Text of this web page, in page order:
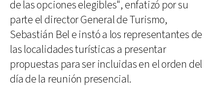
de las opciones elegibles", enfatizó por su
parte el director General de Turismo,
Sebastián Bel e instó a los representantes de
las localidades turísticas a presentar
propuestas para ser incluidas en el orden del
día de la reunión presencial.